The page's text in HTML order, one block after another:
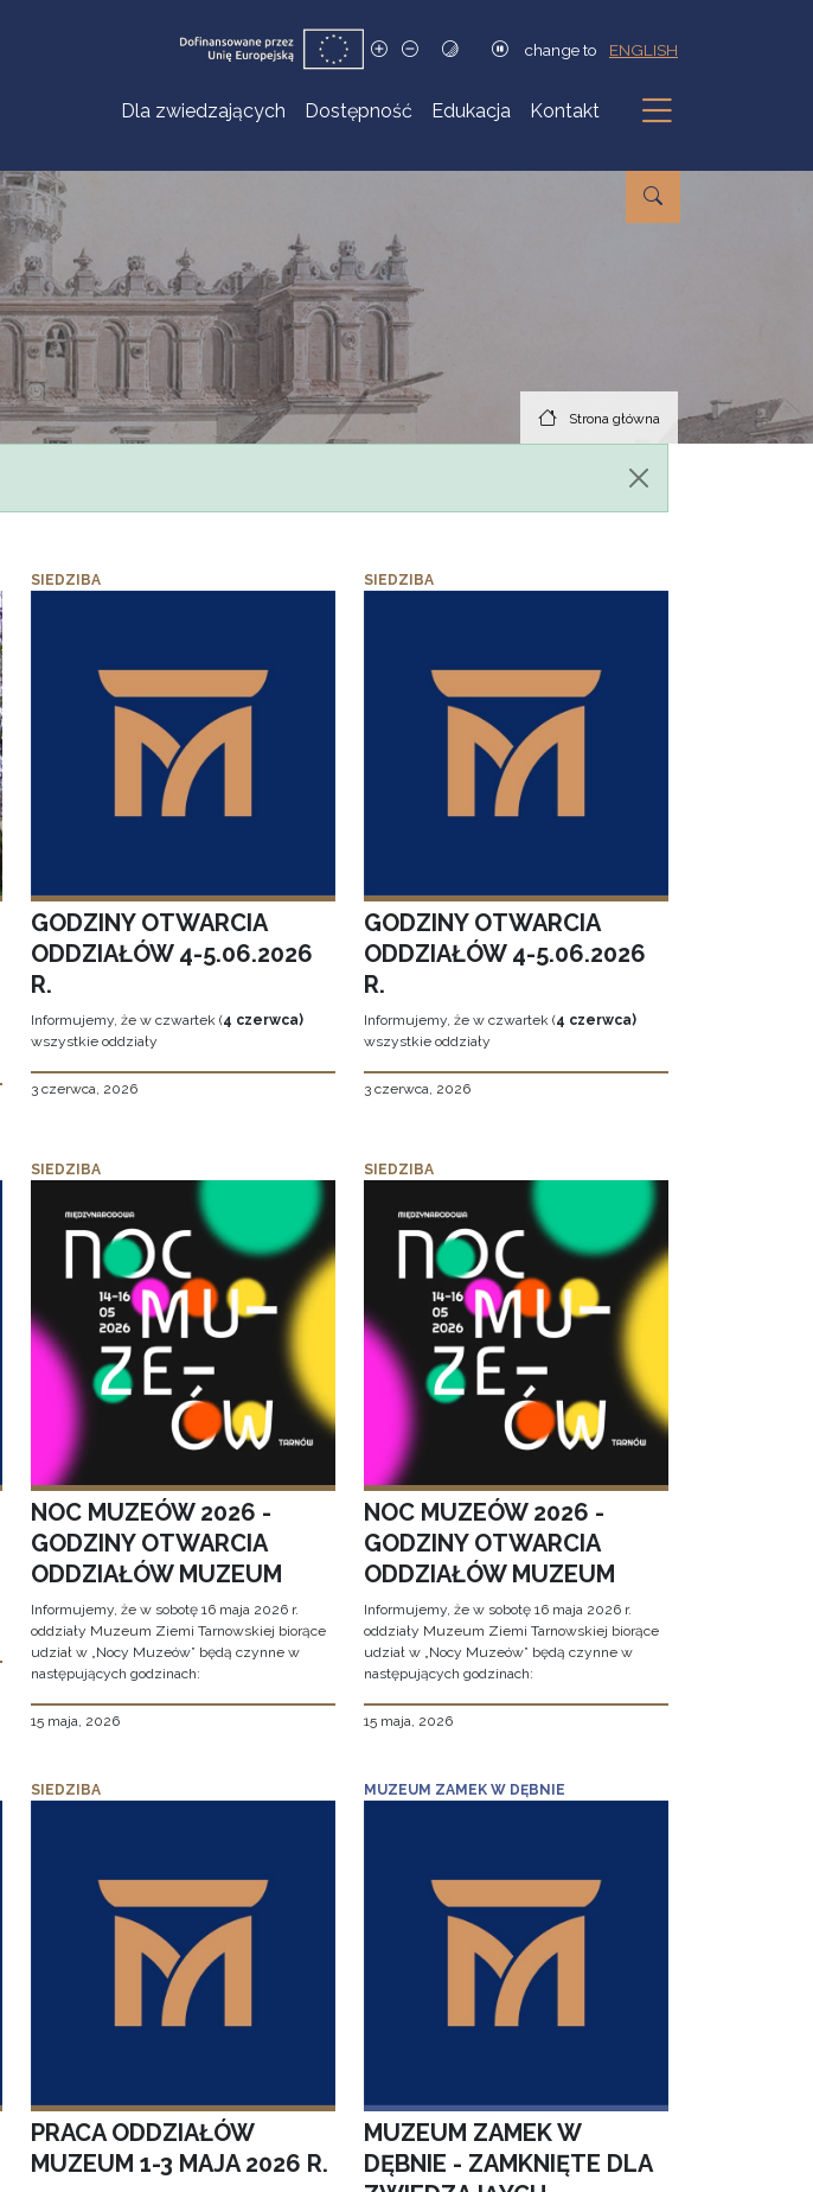
change to ENGLISH
Dla zwiedzających Dostępność Edukacja Kontakt
Podmenu
Strona główna
SIEDZIBA
GODZINY OTWARCIA
ODDZIAŁÓW 4-5.06.2026
R.
Informujemy, że w czwartek (4 czerwca)
wszystkie oddziały
3 czerwca, 2026
SIEDZIBA
GODZINY OTWARCIA
ODDZIAŁÓW 4-5.06.2026
R.
Informujemy, że w czwartek (4 czerwca)
wszystkie oddziały
3 czerwca, 2026
SIEDZIBA
NOC MUZEÓW 2026 -
GODZINY OTWARCIA
ODDZIAŁÓW MUZEUM
Informujemy, że w sobotę 16 maja 2026 r.
oddziały Muzeum Ziemi Tarnowskiej biorące
udział w „Nocy Muzeów” będą czynne w
następujących godzinach:
15 maja, 2026
SIEDZIBA
NOC MUZEÓW 2026 -
GODZINY OTWARCIA
ODDZIAŁÓW MUZEUM
Informujemy, że w sobotę 16 maja 2026 r.
oddziały Muzeum Ziemi Tarnowskiej biorące
udział w „Nocy Muzeów” będą czynne w
następujących godzinach:
15 maja, 2026
SIEDZIBA
PRACA ODDZIAŁÓW
MUZEUM 1-3 MAJA 2026 R.
MUZEUM ZAMEK W DĘBNIE
MUZEUM ZAMEK W
DĘBNIE - ZAMKNIĘTE DLA